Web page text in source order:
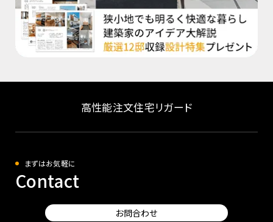
高性能注文住宅リガード
まずはお気軽に
Contact
お問合わせ